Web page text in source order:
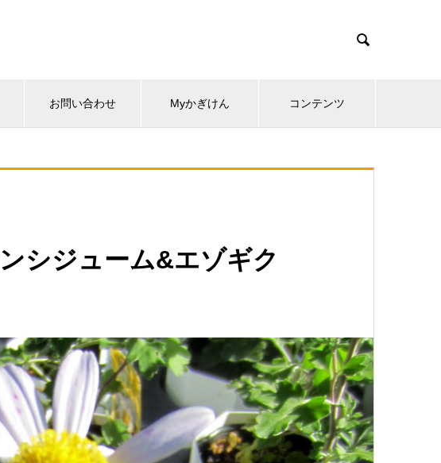

お問い合わせ Myかぎけん コンテンツ
シジューム&エゾギク